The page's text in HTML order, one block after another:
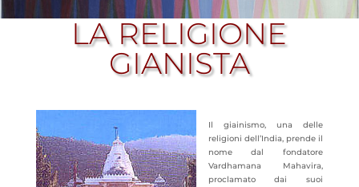
LA RELIGIONE
GIANISTA
Il giainismo, una delle
religioni dell’India, prende il
nome dal fondatore
Vardhamana Mahavira,
proclamato dai suoi